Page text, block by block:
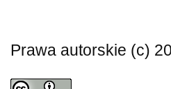
Prawa autorskie (c)